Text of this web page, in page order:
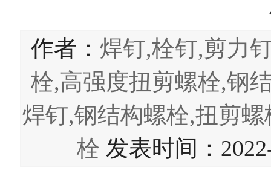
作者： 焊钉,栓钉,剪力
栓,高强度扭剪螺栓,钢
焊钉,钢结构螺栓,扭剪
栓 发表时间：